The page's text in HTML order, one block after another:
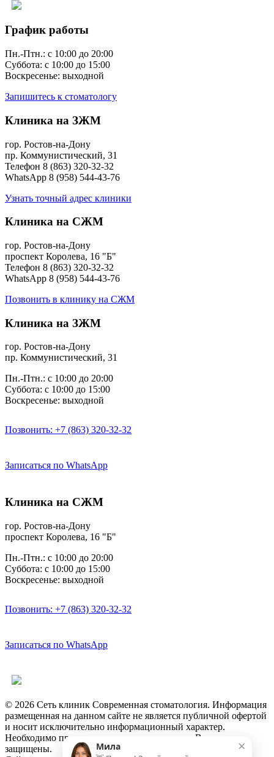
График работы
Пн.-Птн.: с 10:00 до 20:00
Суббота: с 10:00 до 15:00
Воскресенье: выходной
Запишитесь к стоматологу
Клиника на ЗЖМ
гор. Ростов-на-Дону
пр. Коммунистический, 31
Телефон 8 (863) 320-32-32
WhatsApp 8 (958) 544-43-76
Узнать точный адрес клиники
Клиника на СЖМ
гор. Ростов-на-Дону
проспект Королева, 16 "Б"
Телефон 8 (863) 320-32-32
WhatsApp 8 (958) 544-43-76
Позвонить в клинику на СЖМ
Клиника на ЗЖМ
гор. Ростов-на-Дону
пр. Коммунистический, 31
Пн.-Птн.: с 10:00 до 20:00
Суббота: с 10:00 до 15:00
Воскресенье: выходной
Позвонить: +7 (863) 320-32-32
Записаться по WhatsApp
Клиника на СЖМ
гор. Ростов-на-Дону
проспект Королева, 16 "Б"
Пн.-Птн.: с 10:00 до 20:00
Суббота: с 10:00 до 15:00
Воскресенье: выходной
Позвонить: +7 (863) 320-32-32
Записаться по WhatsApp
© 2026 Сеть клиник Современная стоматология. Информация
размещенная на данном сайте не является публичной офертой
и носит исключительно информационный характер.
Необходимо проконсультироваться с врачом. Все права
защищены.
×
Мила